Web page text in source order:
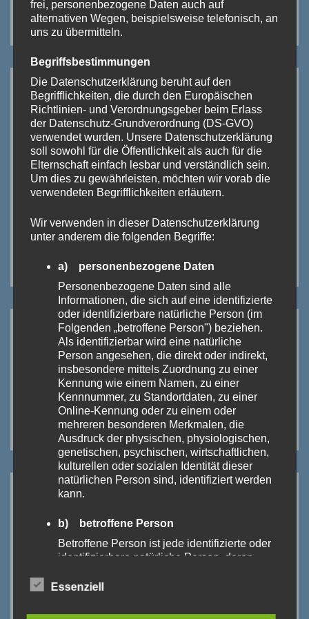
Klicke auf das Bild!
frei, personenbezogene Daten auch auf
alternativen Wegen, beispielsweise telefonisch, an
uns zu übermitteln.
Begriffsbestimmungen
Die Datenschutzerklärung beruht auf den
Begrifflichkeiten, die durch den Europäischen
Richtlinien- und Verordnungsgeber beim Erlass
der Datenschutz-Grundverordnung (DS-GVO)
verwendet wurden. Unsere Datenschutzerklärung
soll sowohl für die Öffentlichkeit als auch für die
Elternschaft einfach lesbar und verständlich sein.
Um dies zu gewährleisten, möchten wir vorab die
verwendeten Begrifflichkeiten erläutern.
Wir verwenden in dieser Datenschutzerklärung
unter anderem die folgenden Begriffe:
a) personenbezogene Daten
Personenbezogene Daten sind alle
Informationen, die sich auf eine identifizierte
oder identifizierbare natürliche Person (im
Folgenden „betroffene Person") beziehen.
Als identifizierbar wird eine natürliche
Person angesehen, die direkt oder indirekt,
insbesondere mittels Zuordnung zu einer
Kennung wie einem Namen, zu einer
Kennnummer, zu Standortdaten, zu einer
Online-Kennung oder zu einem oder
mehreren besonderen Merkmalen, die
Ausdruck der physischen, physiologischen,
genetischen, psychischen, wirtschaftlichen,
kulturellen oder sozialen Identität dieser
natürlichen Person sind, identifiziert werden
kann.
b) betroffene Person
Betroffene Person ist jede identifizierte oder
identifizierbare natürliche Person, deren
Verarbeitung Verantwortlichen verarbeitet
Essenziell